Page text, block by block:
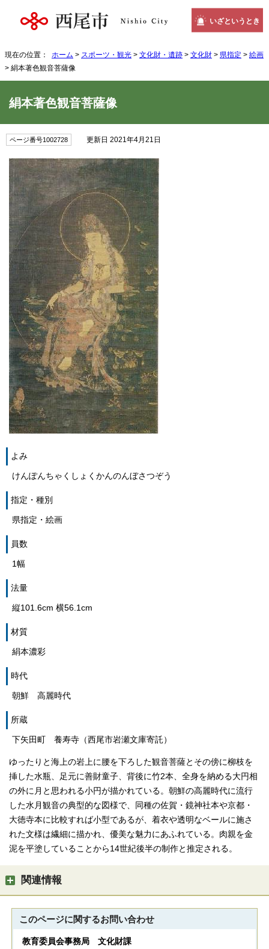
いざというとき
現在の位置： ホーム > スポーツ・観光 > 文化財・遺跡 > 文化財 > 県指定 > 絵画
> 絹本著色観音菩薩像
絹本著色観音菩薩像
ページ番号1002728 更新日 2021年4月21日
よみ
けんぽんちゃくしょくかんのんぼさつぞう
指定・種別
県指定・絵画
員数
1幅
法量
縦101.6cm 横56.1cm
材質
絹本濃彩
時代
朝鮮 高麗時代
所蔵
下矢田町 養寿寺（西尾市岩瀬文庫寄託）
ゆったりと海上の岩上に腰を下ろした観音菩薩とその傍に柳枝を
挿した水瓶、足元に善財童子、背後に竹2本、全身を納める大円相
の外に月と思われる小円が描かれている。朝鮮の高麗時代に流行
した水月観音の典型的な図様で、同種の佐賀・鏡神社本や京都・
大徳寺本に比較すれば小型であるが、着衣や透明なベールに施さ
れた文様は繊細に描かれ、優美な魅力にあふれている。肉親を金
泥を平塗していることから14世紀後半の制作と推定される。
関連情報
このページに関するお問い合わせ
教育委員会事務局 文化財課